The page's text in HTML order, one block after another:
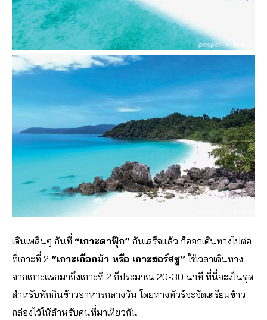
เดินเพลินๆ กันที่ “เกาะตาฟุ๊ก” กันเสร็จแล้ว ก็ออกเดินทางไปต่อ
ที่เกาะที่ 2 “เกาะเกือกม้า หรือ เกาะฮอร์สชู” ใช้เวลาเดินทาง
จากเกาะแรกมาถึงเกาะที่ 2 ก็ประมาณ 20-30 นาที ที่นี่จะเป็นจุด
สำหรับพักกินข้าวอาหารกลางวัน โดยทางทัวร์จะจัดเตรียมข้าว
กล่องไว้ให้สำหรับคนที่มาเที่ยวกัน